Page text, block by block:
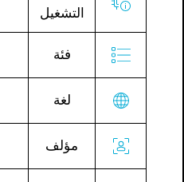
التشغيل
فئة
لغة
مؤلف